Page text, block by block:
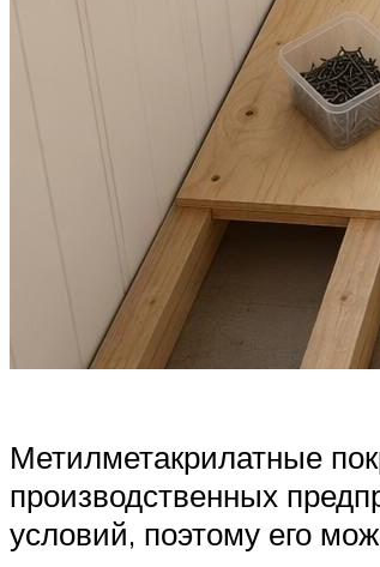
Метилметакрилатные
производственных
условий, поэтому его